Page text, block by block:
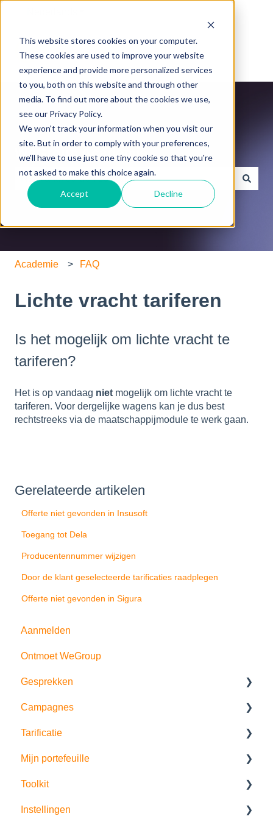
This website stores cookies on your computer.
These cookies are used to improve your website
experience and provide more personalized services
to you, both on this website and through other
media. To find out more about the cookies we use,
see our Privacy Policy.
We won't track your information when you visit our
site. But in order to comply with your preferences,
we'll have to use just one tiny cookie so that you're
not asked to make this choice again.
Accept Decline
WeGroup Academie
Er zijn geen suggesties want het zoekveld is leeg.
Academie FAQ
Lichte vracht tariferen
Is het mogelijk om lichte vracht te
tariferen?
Het is op vandaag niet mogelijk om lichte vracht te
tariferen. Voor dergelijke wagens kan je dus best
rechtstreeks via de maatschappijmodule te werk gaan.
Gerelateerde artikelen
Offerte niet gevonden in Insusoft
Toegang tot Dela
Producentennummer wijzigen
Door de klant geselecteerde tarificaties raadplegen
Offerte niet gevonden in Sigura
Aanmelden
Ontmoet WeGroup
Gesprekken
Verkoopgesprek
Risico- en behoefte analyse
Bedrijfsscan
Historiek
Campagnes
Prospectie
Klantopvolging
Portefeuillegroei
Tarificatie
Extra specificaties
Mijn portefeuille
Partijen
Offertes
Toolkit
Artificiële intelligentie
Instellingen